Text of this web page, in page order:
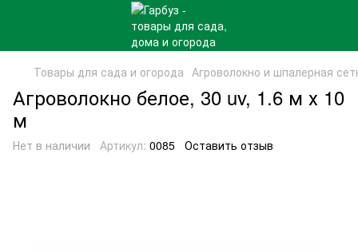
Товары для сада и огорода Агроволокно и шпалерная
Агроволокно белое, 30 uv, 1.6 м х 10
м
Нет в наличии Артикул: 0085 Оставить отзыв